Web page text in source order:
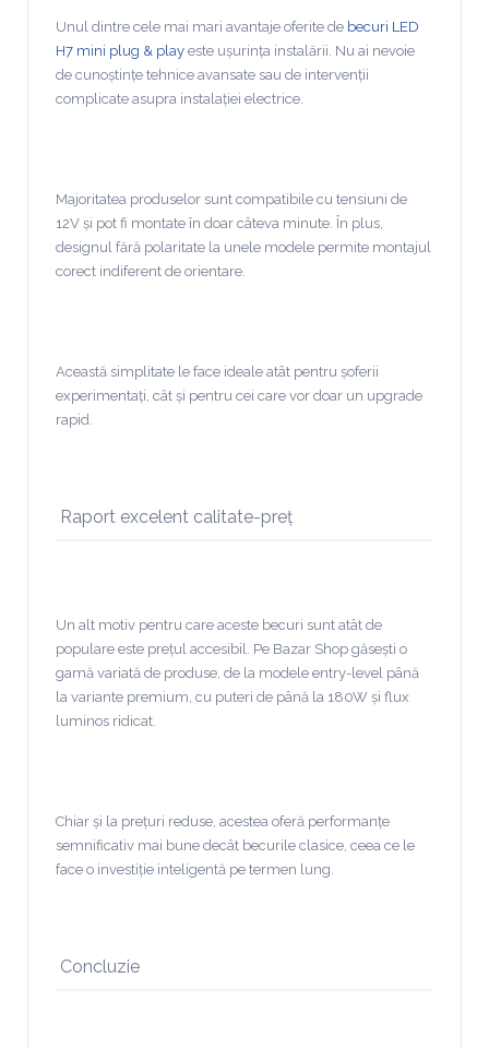
Unul dintre cele mai mari avantaje oferite de becuri LED
H7 mini plug & play este ușurința instalării. Nu ai nevoie
de cunoștințe tehnice avansate sau de intervenții
complicate asupra instalației electrice.
Majoritatea produselor sunt compatibile cu tensiuni de
12V și pot fi montate în doar câteva minute. În plus,
designul fără polaritate la unele modele permite montajul
corect indiferent de orientare.
Această simplitate le face ideale atât pentru șoferii
experimentați, cât și pentru cei care vor doar un upgrade
rapid.
Raport excelent calitate-preț
Un alt motiv pentru care aceste becuri sunt atât de
populare este prețul accesibil. Pe Bazar Shop găsești o
gamă variată de produse, de la modele entry-level până
la variante premium, cu puteri de până la 180W și flux
luminos ridicat.
Chiar și la prețuri reduse, acestea oferă performanțe
semnificativ mai bune decât becurile clasice, ceea ce le
face o investiție inteligentă pe termen lung.
Concluzie